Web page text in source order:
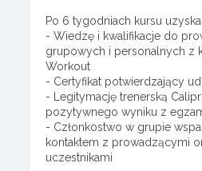
Po 6 tygodniach kursu
- Wiedzę i kwalifikacje do
grupowych i personalnych z
Workout
- Certyfikat potwierdzający
- Legitymację trenerską
pozytywnego wyniku z
- Członkostwo w grupie
kontaktem z prowadzącymi
uczestnikami